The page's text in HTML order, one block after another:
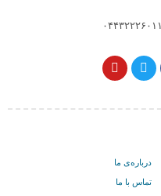
۰۴۴۳۲۲۲۶۰۱۱
درباره‌ی ما
تماس با ما